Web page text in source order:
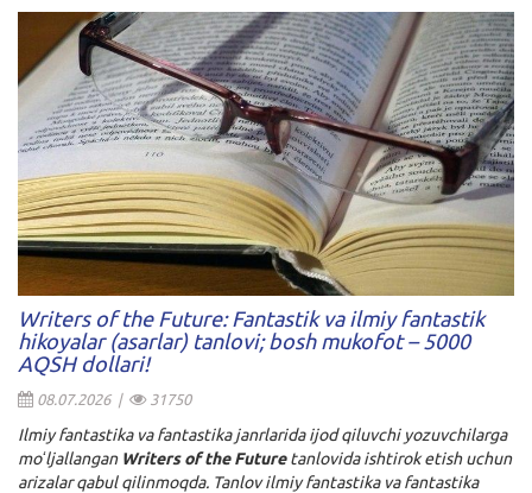
Writers of the Future: Fantastik va ilmiy fantastik
hikoyalar (asarlar) tanlovi; bosh mukofot – 5000
AQSH dollari!
08.07.2026 | 31750
Ilmiy fantastika va fantastika janrlarida ijod qiluvchi yozuvchilarga
moʻljallangan Writers of the Futuretanlovida ishtirok etish uchun
arizalar qabul qilinmoqda. Tanlov ilmiy fantastika va fantastika